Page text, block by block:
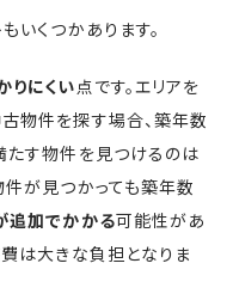
いくつかあります。
りにくい点です。エリアを
物件を探す場合、築年数
たす物件を見つけるのは
が見つかっても築年数
追加でかかる可能性があ
は大きな負担となりま